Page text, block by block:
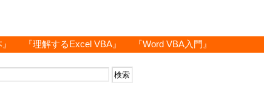
『理解するExcel VBA』 『Word VBA入門』